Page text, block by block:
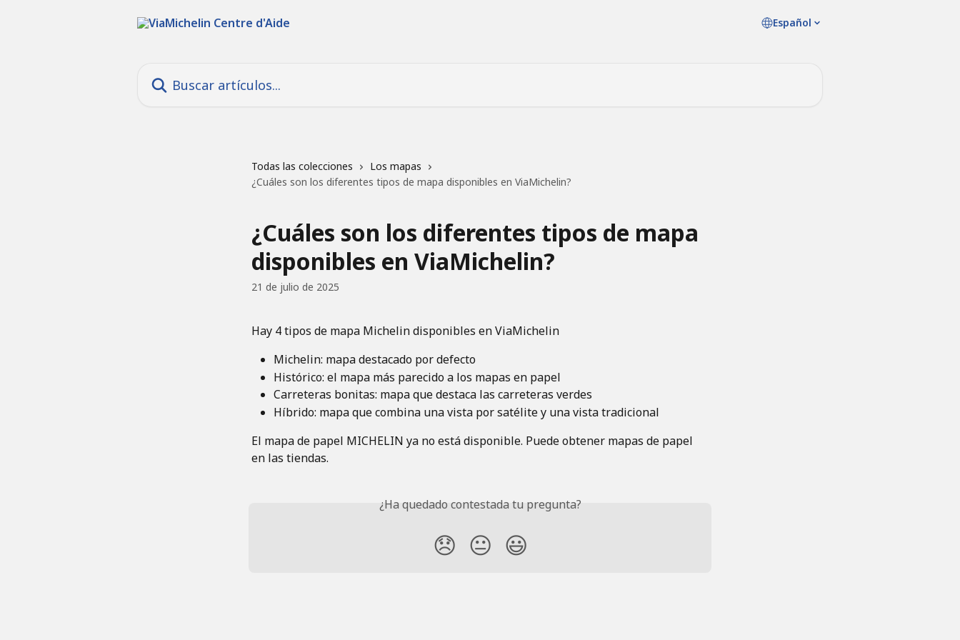
Español
Todas las colecciones
Los mapas
¿Cuáles son los diferentes tipos de mapa disponibles en ViaMichelin?
¿Cuáles son los diferentes tipos de mapa
disponibles en ViaMichelin?
21 de julio de 2025
Hay 4 tipos de mapa Michelin disponibles en ViaMichelin
Michelin: mapa destacado por defecto
Histórico: el mapa más parecido a los mapas en papel
Carreteras bonitas: mapa que destaca las carreteras verdes
Híbrido: mapa que combina una vista por satélite y una vista tradicional
El mapa de papel MICHELIN ya no está disponible. Puede obtener mapas de papel
en las tiendas.
¿Ha quedado contestada tu pregunta?
😞 😐 😃